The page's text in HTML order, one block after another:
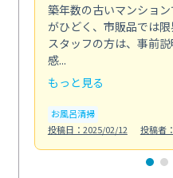
築年数の古いマンショ
がひどく、市販品では限
スタッフの方は、事前
感...
もっと見る
お風呂清掃
投稿日：2025/02/12
投稿者